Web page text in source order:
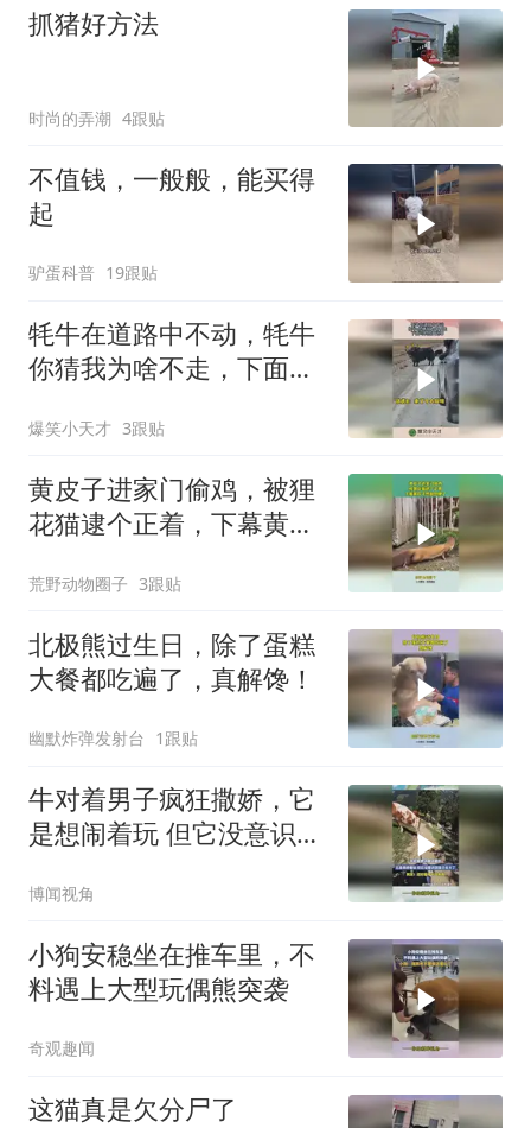
抓猪好方法
时尚的弄潮 4跟贴
不值钱，一般般，能买得
起
驴蛋科普 19跟贴
牦牛在道路中不动，牦牛
你猜我为啥不走，下面司
爆笑小天才 3跟贴
黄皮子进家门偷鸡，被狸
花猫逮个正着，下幕黄皮
荒野动物圈子 3跟贴
北极熊过生日，除了蛋糕
大餐都吃遍了，真解馋！
幽默炸弹发射台 1跟贴
牛对着男子疯狂撒娇，它
是想闹着玩 但它没意识到
博闻视角
小狗安稳坐在推车里，不
料遇上大型玩偶熊突袭
奇观趣闻
这猫真是欠分尸了